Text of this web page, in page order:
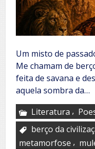
Um misto de
Me chamam de
feita de savana e
aquela sombra da…
Literatura ,
berço da
metamorfose ,